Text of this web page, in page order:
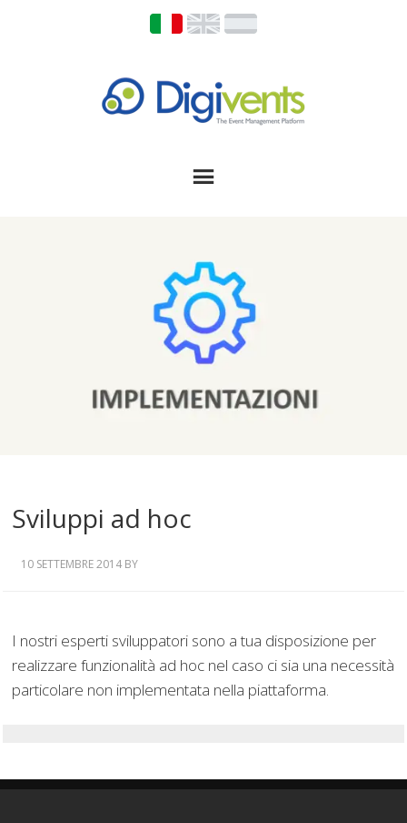
Sviluppi ad hoc
10 SETTEMBRE 2014 BY
I nostri esperti sviluppatori sono a tua disposizione per
realizzare funzionalità ad hoc nel caso ci sia una necessità
particolare non implementata nella piattaforma.